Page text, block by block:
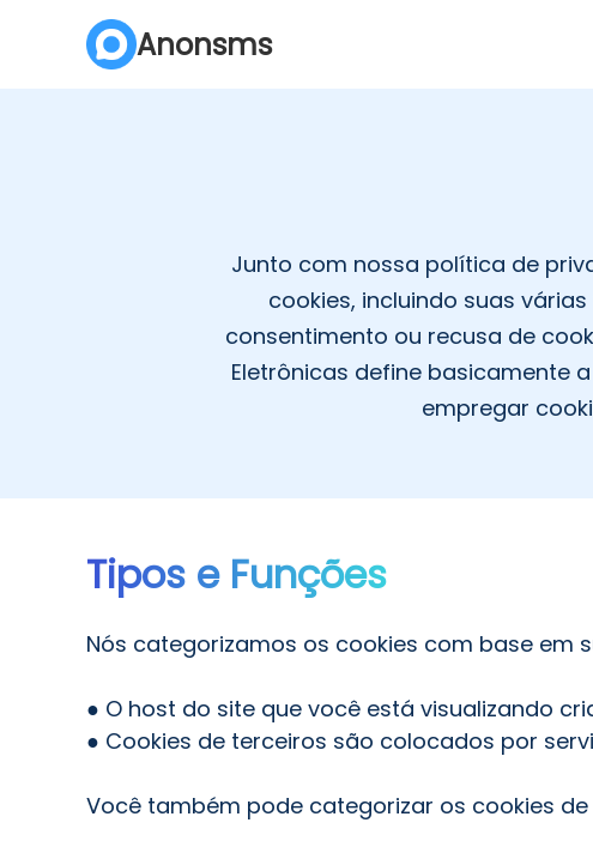
Anonsms
Junto com nossa política de
cookies, incluindo suas
consentimento ou recusa de
Eletrônicas define basicamente
empregar
Tipos e Funções
Nós categorizamos os cookies com base em
● O host do site que você está visualizando
● Cookies de terceiros são colocados por
Você também pode categorizar os cookies